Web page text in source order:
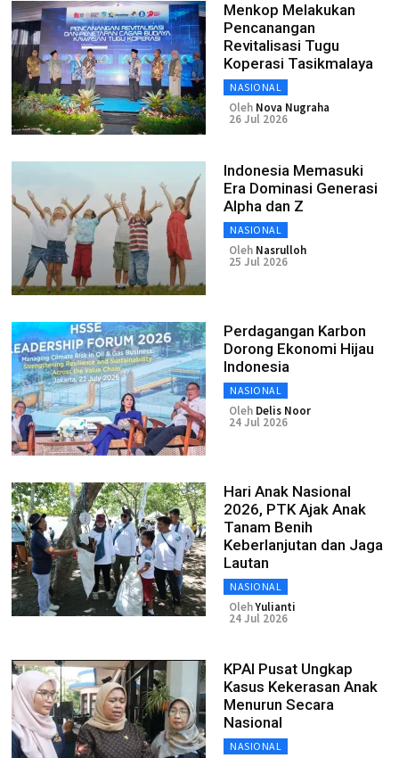
Menkop Melakukan
Pencanangan
Revitalisasi Tugu
Koperasi Tasikmalaya
NASIONAL
Oleh Nova Nugraha
26 Jul 2026
Indonesia Memasuki
Era Dominasi Generasi
Alpha dan Z
NASIONAL
Oleh Nasrulloh
25 Jul 2026
Perdagangan Karbon
Dorong Ekonomi Hijau
Indonesia
NASIONAL
Oleh Delis Noor
24 Jul 2026
Hari Anak Nasional
2026, PTK Ajak Anak
Tanam Benih
Keberlanjutan dan Jaga
Lautan
NASIONAL
OlehYulianti
24 Jul 2026
KPAI Pusat Ungkap
Kasus Kekerasan Anak
Menurun Secara
Nasional
NASIONAL